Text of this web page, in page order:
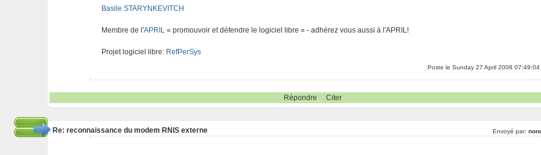
Basile STARYNKEVITCH
Membre de l'APRIL « promouvoir et défendre le logiciel libre » - adhérez vous aussi à l'APRIL!
Projet logiciel libre: RefPerSys
Poste le Sunday 27 April 2008 07:49:04
Répondre Citer
Re: reconnaissance du modem RNIS externe Envoyé par: